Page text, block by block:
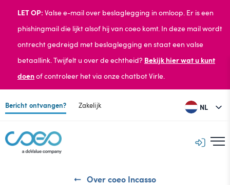
LET OP: Valse e-mail over beslaglegging in omloop. Er is een
phishingmail die lijkt alsof hij van coeo komt. In deze mail wordt
ontrecht gedreigd met beslaglegging en staat een valse
betaallink. Twijfelt u over de echtheid? Bekijk hier wat u kunt
doenofcontroleer het via onze chatbot Virle.
Bericht ontvangen? Zakelijk NL
Over coeo Incasso